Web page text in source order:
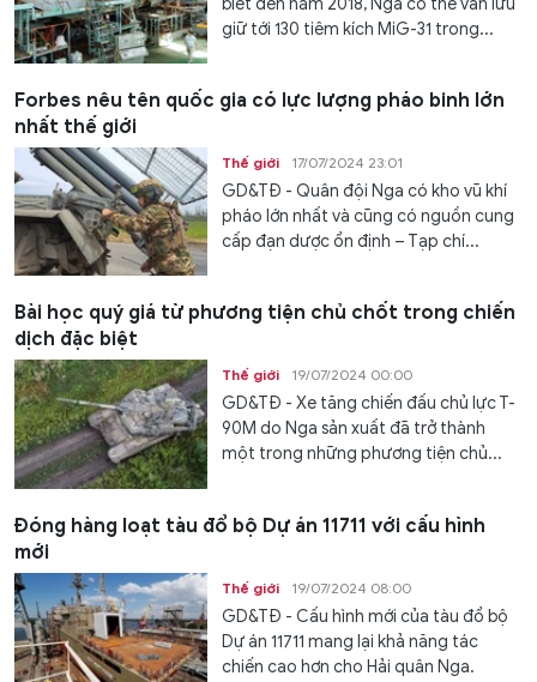
giữ tới 130 tiêm kích MiG-31 trong...
Forbes nêu tên quốc gia có lực lượng pháo binh lớn
nhất thế giới
Thế giới 17/07/2024 23:01
GD&TĐ - Quân đội Nga có kho vũ khí
pháo lớn nhất và cũng có nguồn cung
cấp đạn dược ổn định – Tạp chí...
Bài học quý giá từ phương tiện chủ chốt trong chiến
dịch đặc biệt
Thế giới 19/07/2024 00:00
GD&TĐ - Xe tăng chiến đấu chủ lực T-
90M do Nga sản xuất đã trở thành
một trong những phương tiện chủ...
Đóng hàng loạt tàu đổ bộ Dự án 11711 với cấu hình
mới
Thế giới 19/07/2024 08:00
GD&TĐ - Cấu hình mới của tàu đổ bộ
Dự án 11711 mang lại khả năng tác
chiến cao hơn cho Hải quân Nga.